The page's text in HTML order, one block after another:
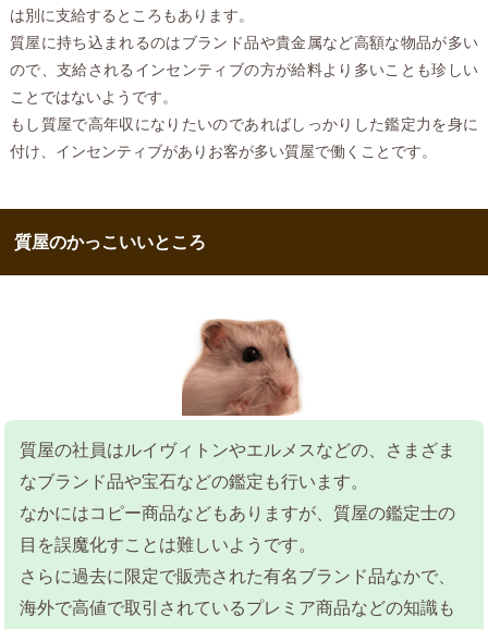
は別に支給するところもあります。
質屋に持ち込まれるのはブランド品や貴金属など高額な物品が多い
ので、支給されるインセンティブの方が給料より多いことも珍しい
ことではないようです。
もし質屋で高年収になりたいのであればしっかりした鑑定力を身に
付け、インセンティブがありお客が多い質屋で働くことです。
質屋のかっこいいところ
質屋の社員はルイヴィトンやエルメスなどの、さまざま
なブランド品や宝石などの鑑定も行います。
なかにはコピー商品などもありますが、質屋の鑑定士の
目を誤魔化すことは難しいようです。
さらに過去に限定で販売された有名ブランド品なかで、
海外で高値で取引されているプレミア商品などの知識も